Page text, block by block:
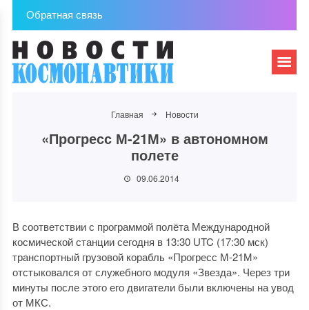
Обратная связь
Главная Новости
«Прогресс М-21М» в автономном
полете
09.06.2014
В соответствии с программой полёта Международной
космической станции сегодня в 13:30 UTC (17:30 мск)
транспортный грузовой корабль «Прогресс М-21М»
отстыковался от служебного модуля «Звезда». Через три
минуты после этого его двигатели были включены на увод
от МКС.